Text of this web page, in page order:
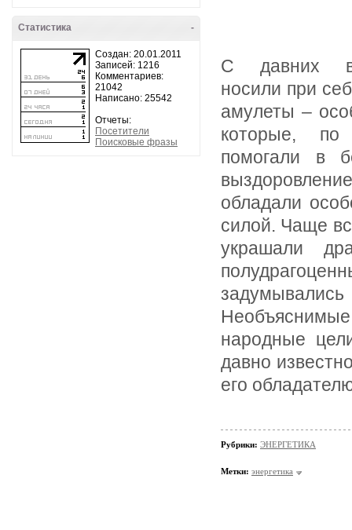
-
Статистика
Создан: 20.01.2011
Записей: 1216
Комментариев:
21042
Написано: 25542
Отчеты:
Посетители
Поисковые фразы
С давних
носили при
амулеты –
которые,
помогали в
обладали
силой. Чаще
украшали
народные
давно
его
Рубрики: ЭНЕРГЕТИКА
Метки: энергетика